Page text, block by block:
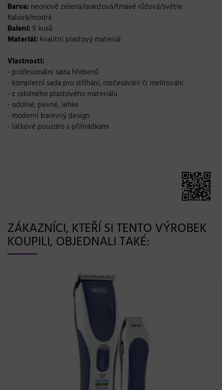
Barva: neonově zelená/oranžová/tmavě růžová/světle
fialová/modrá
Balení:9 kusů
Materiál: kvalitní plastový materiál
Vlastnosti:
- profesionální sada hřebenů
- kompletní sada pro stříhání, rozčesávání či melírování
- z odolného plastového materiálu
- odolné, pevné, lehké
- moderní barevný design
- látkové pouzdro s přihrádkami
ZÁKAZNÍCI, KTEŘÍ SI TENTO VÝROBEK
KOUPILI, OBJEDNALI TAKÉ: